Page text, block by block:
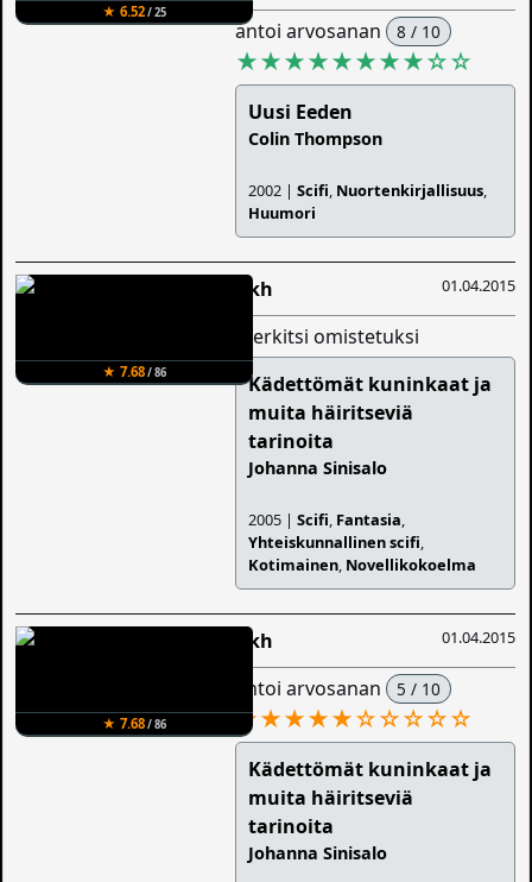
★ 6.52/ 25
antoi arvosanan 8 / 10
★★★★★★★★☆☆
Uusi Eeden
Colin Thompson
2002 |Scifi, Nuortenkirjallisuus,
Huumori
★ 7.68/ 86
01.04.2015
Iikh
merkitsi omistetuksi
Kädettömät kuninkaat ja
muita häiritseviä
tarinoita
Johanna Sinisalo
2005 |Scifi, Fantasia,
Yhteiskunnallinen scifi,
Kotimainen, Novellikokoelma
★ 7.68/ 86
01.04.2015
Iikh
antoi arvosanan 5 / 10
★★★★★☆☆☆☆☆
Kädettömät kuninkaat ja
muita häiritseviä
tarinoita
Johanna Sinisalo